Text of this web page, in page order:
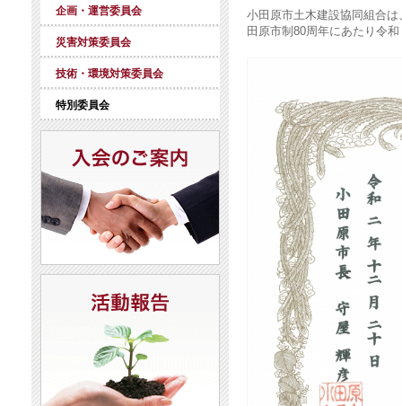
小田原市土木建設協同組合
田原市制80周年にあたり令
企画・運営委員会
災害対策委員会
技術・環境対策委員会
特別委員会